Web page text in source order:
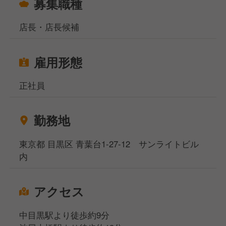
決して事務的になることなく、お客さま一人ひとりの
徐々に慣れてきたら、売上管理、スタッフのシフト管
理、スタッフの育成・指導など、店舗マネジメント業
務もお任せします。
店長としてお店全体をまとめ、さらなる成長を目指し
北海道ブランドを全国に発信する仲間として、一緒に
ペンギンベーカリーを盛り上げていきませんか？
あなたの経験とやる気で、ペンギンベーカリーをさら
店長・店長候補
雇用形態
正社員
勤務地
東京都 目黒区 青葉台1-27-12 サンライトビル
内
アクセス
中目黒駅より徒歩約9分